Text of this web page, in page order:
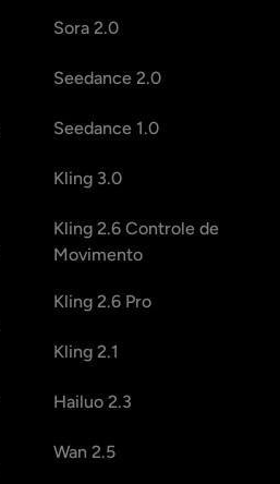
Sora 2.0
Seedance 2.0
Seedance 1.0
Kling 3.0
Kling 2.6 Controle de
Movimento
Kling 2.6 Pro
Kling 2.1
Hailuo 2.3
Wan 2.5